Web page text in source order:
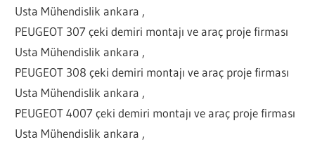
Usta Mühendislik ankara ,
PEUGEOT 307 çeki demiri montajı ve araç proje firması
Usta Mühendislik ankara ,
PEUGEOT 308 çeki demiri montajı ve araç proje firması
Usta Mühendislik ankara ,
PEUGEOT 4007 çeki demiri montajı ve araç proje firması
Usta Mühendislik ankara ,